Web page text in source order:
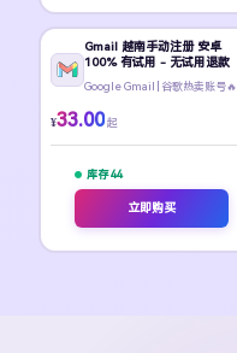
Gmail 越南手动注册 安卓
100% 有试用 - 无试用退款
Google Gmail | 谷歌热卖账号🔥
¥33.00 起
库存 44
立即购买